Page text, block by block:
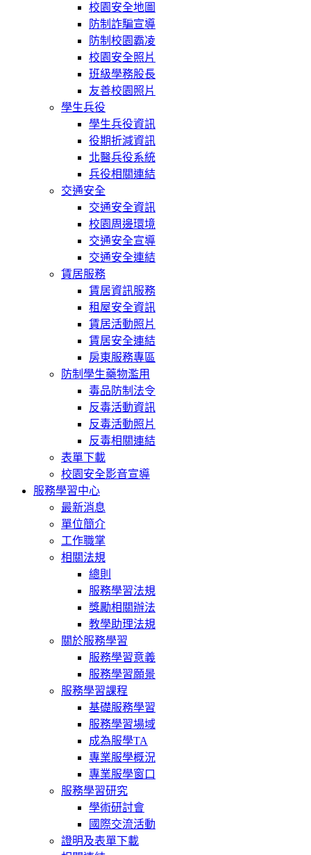
校園安全地圖
防制詐騙宣導
防制校園霸凌
校園安全照片
班級學務股長
友善校園照片
學生兵役
學生兵役資訊
役期折減資訊
北醫兵役系統
兵役相關連結
交通安全
交通安全資訊
校園周邊環境
交通安全宣導
交通安全連結
賃居服務
賃居資訊服務
租屋安全資訊
賃居活動照片
賃居安全連結
房東服務專區
防制學生藥物濫用
毒品防制法令
反毒活動資訊
反毒活動照片
反毒相關連結
表單下載
校園安全影音宣導
服務學習中心
最新消息
單位簡介
工作職掌
相關法規
總則
服務學習法規
獎勵相關辦法
教學助理法規
關於服務學習
服務學習意義
服務學習願景
服務學習課程
基礎服務學習
服務學習場域
成為服學TA
專業服學概況
專業服學窗口
服務學習研究
學術研討會
國際交流活動
證明及表單下載